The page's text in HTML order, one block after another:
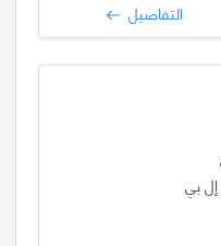
التفاصيل
إل بي